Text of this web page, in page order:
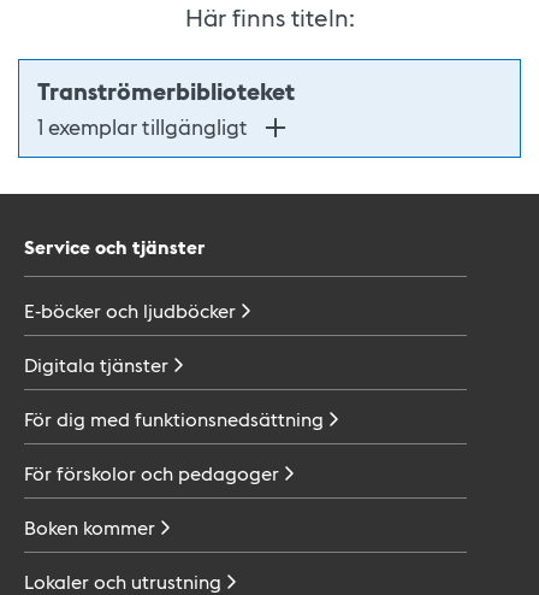
Här finns titeln:
Tranströmerbiblioteket
1 exemplar tillgängligt
Service och tjänster
E-böcker och ljudböcker
Digitala tjänster
För dig med funktionsnedsättning
För förskolor och pedagoger
Boken kommer
Lokaler och utrustning